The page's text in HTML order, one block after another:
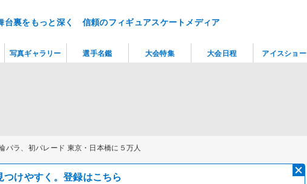
台裏をもっと深く 信頼のフィギュアスケートメディア
ラ、初パレード 東京・日本橋に５万人
けやすく。登録はこちら
写真ギャラリー 選手名鑑 大会特集 大会日程 アイスショー